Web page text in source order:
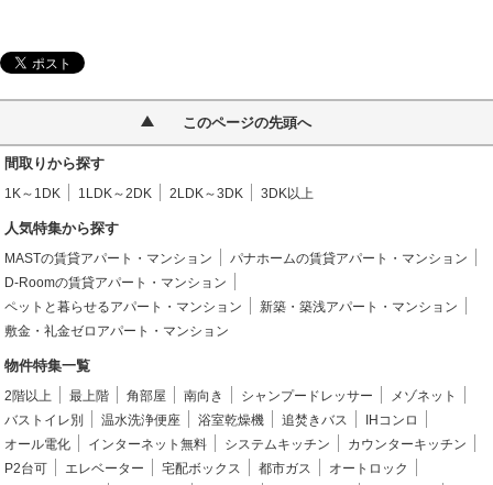
このページの先頭へ
間取りから探す
1K～1DK 1LDK～2DK 2LDK～3DK 3DK以上
人気特集から探す
MASTの賃貸アパート・マンション
パナホームの賃貸アパート・マンション
D-Roomの賃貸アパート・マンション
ペットと暮らせるアパート・マンション
新築・築浅アパート・マンション
敷金・礼金ゼロアパート・マンション
物件特集一覧
2階以上 最上階 角部屋 南向き シャンプードレッサー
メゾネット
バストイレ別
温水洗浄便座 浴室乾燥機 追焚きバス
IHコンロ
オール電化
インターネット無料 システムキッチン
カウンターキッチン
P2台可
エレベーター 宅配ボックス 都市ガス
オートロック